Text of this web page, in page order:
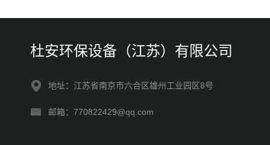
杜安环保设备（江苏）有限公司
地址：江苏省南京市六合区雄州工业园区8号
邮箱：770822429@qq.com